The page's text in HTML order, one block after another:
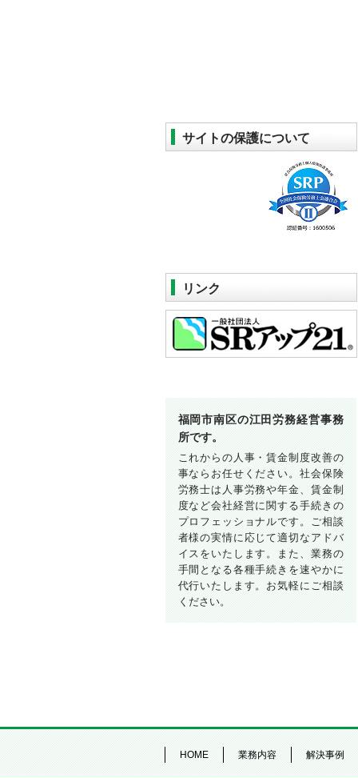
サイトの保護について
リンク
福岡市南区の江田労務経営事務
所です。
これからの人事・賃金制度改善の
事ならお任せください。社会保険
労務士は人事労務や年金、賃金制
度など会社経営に関する手続きの
プロフェッショナルです。ご相談
者様の実情に応じて適切なアドバ
イスをいたします。また、業務の
手間となる各種手続きを速やかに
代行いたします。お気軽にご相談
ください。
HOME 業務内容 解決事例